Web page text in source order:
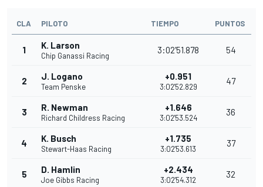
CLA PILOTO TIEMPO PUNTOS
1 K. Larson
Chip Ganassi Racing
3:02'51.878 54
2 J. Logano
Team Penske
+0.951
3:02'52.829
47
3 R. Newman
Richard Childress Racing
+1.646
3:02'53.524
36
4 K. Busch
Stewart-Haas Racing
+1.735
3:02'53.613
37
5 D. Hamlin
Joe Gibbs Racing
+2.434
3:02'54.312
32